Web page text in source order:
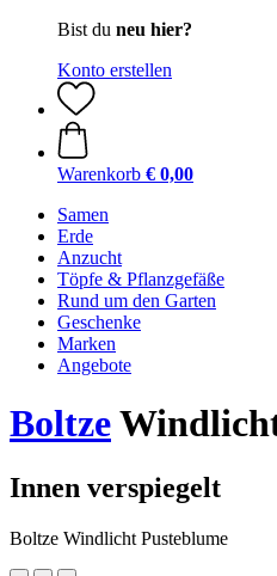
Bist du neu hier?
Konto erstellen
Warenkorb € 0,00
Samen
Erde
Anzucht
Töpfe & Pflanzgefäße
Rund um den Garten
Geschenke
Marken
Angebote
Boltze
Innen verspiegelt
Boltze Windlicht Pusteblume